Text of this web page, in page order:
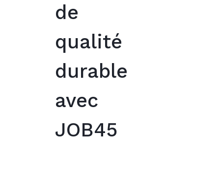
de
qualité
durable
avec
JOB45